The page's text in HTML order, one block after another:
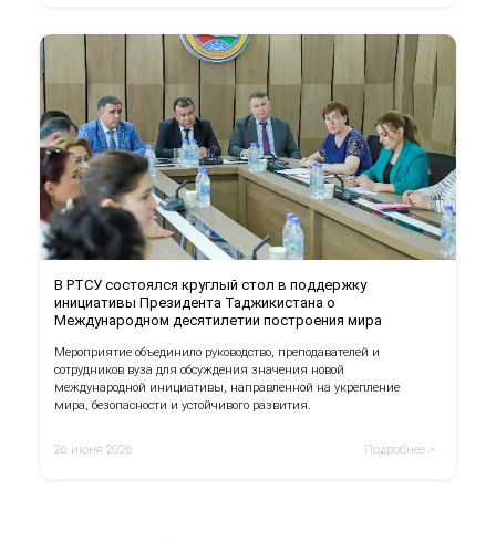
В РТСУ состоялся круглый стол в поддержку
инициативы Президента Таджикистана о
Международном десятилетии построения мира
Мероприятие объединило руководство, преподавателей и
сотрудников вуза для обсуждения значения новой
международной инициативы, направленной на укрепление
мира, безопасности и устойчивого развития.
26 июня 2026 Подробнее >